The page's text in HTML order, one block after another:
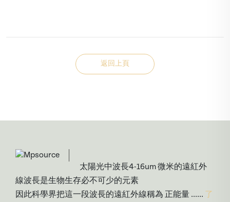
返回上頁
太陽光中波長4-16um 微米的遠紅外
線波長是生物生存必不可少的元素
因此科學界把這一段波長的遠紅外線稱為 正能量 ...... 了